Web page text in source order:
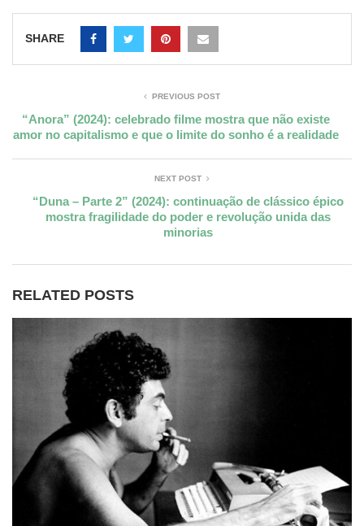
SHARE
PREVIOUS POST
“Anora” (2024): celebrado filme mostra que não existe
amor no capitalismo e que o limite do sonho é a realidade
NEXT POST
“Duna – Parte 2” (2024): continuação de clássico épico
mostra fragilidade do poder e revolução unida das
minorias
RELATED POSTS